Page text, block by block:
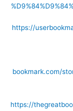
https://
bookmark.com/
https://